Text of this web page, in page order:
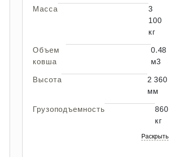
Масса
3
100
кг
Объем
ковша
0.48
м3
Высота
2 360
мм
Грузоподъемность
860
кг
Раскрыть